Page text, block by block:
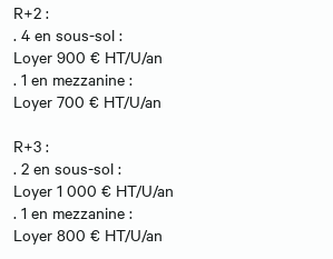
R+2 :
. 4 en sous-sol :
Loyer 900 € HT/U/an
. 1 en mezzanine :
Loyer 700 € HT/U/an
R+3 :
. 2 en sous-sol :
Loyer 1 000 € HT/U/an
. 1 en mezzanine :
Loyer 800 € HT/U/an